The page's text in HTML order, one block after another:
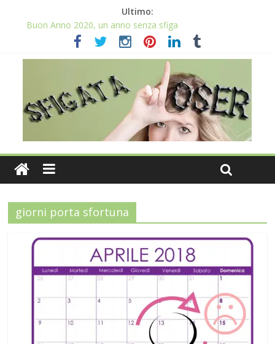
Ultimo:
Buon Anno 2020, un anno senza sfiga
Come gestire la fortuna ai giochi
Qual è il numero più sfortunato? Info e curiosità nel post
La sfortuna mi perseguita anche con la spesa
Il 2020 anno bisestile porta sfortuna davvero?
giorni porta sfortuna